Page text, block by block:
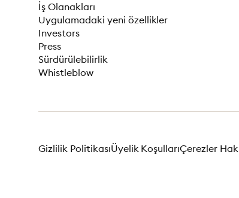
İş Olanakları
Uygulamadaki yeni özellikler
Investors
Press
Sürdürülebilirlik
Whistleblow
Gizlilik PolitikasıÜyelik KoşullarıÇerezler